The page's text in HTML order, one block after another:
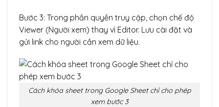
Bước 3: Trong phần quyền truy cập, chọn chế độ
Viewer (Người xem) thay vì Editor. Lưu cài đặt và
gửi link cho người cần xem dữ liệu.
Cách khóa sheet trong Google Sheet chỉ cho phép
xem bước 3